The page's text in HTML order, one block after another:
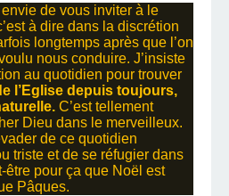
de vous inviter à le
à dire dans la discrétion
longtemps après que l’on
nous conduire. J’insiste
au quotidien pour trouver
l’Eglise depuis toujours,
C’est tellement
Dieu dans le merveilleux.
de ce quotidien
triste et de se réfugier dans
être pour ça que Noël est
Pâques.